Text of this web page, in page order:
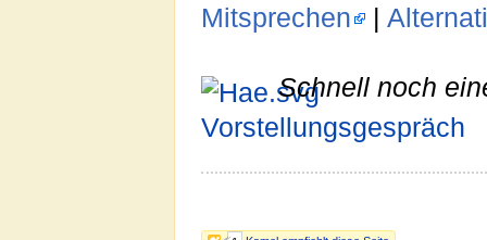
Mitsprechen
Schnell noch
Vorstellungsgespräch